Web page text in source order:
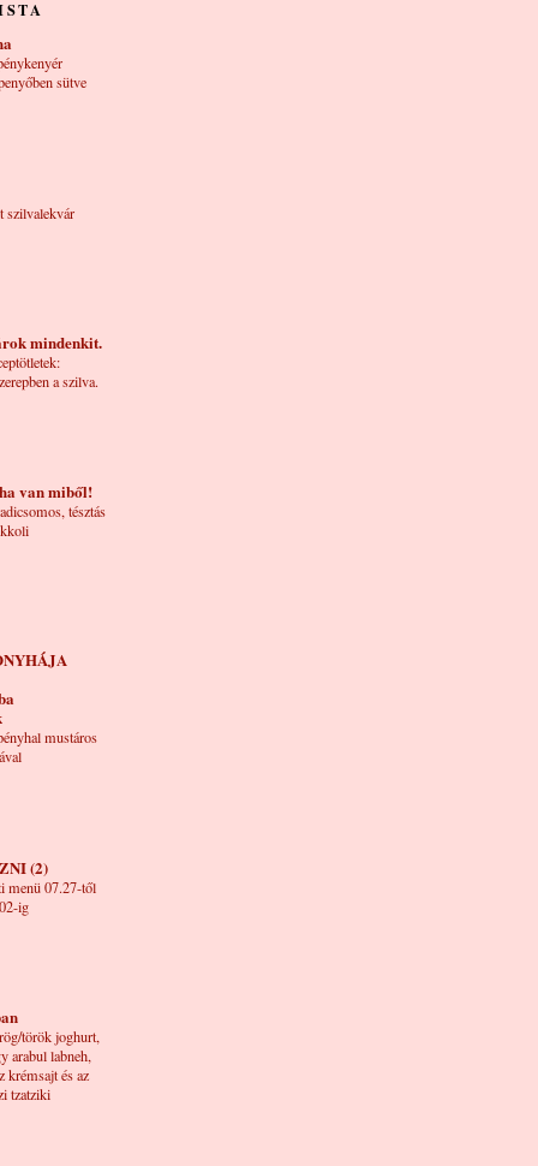
sütve
szilvalekvár
mindenkit.
a szilva.
van miből!
tésztás
mustáros
(2)
menü 07.27-től
ig
török joghurt,
arabul labneh,
krémsajt és az
tzatziki